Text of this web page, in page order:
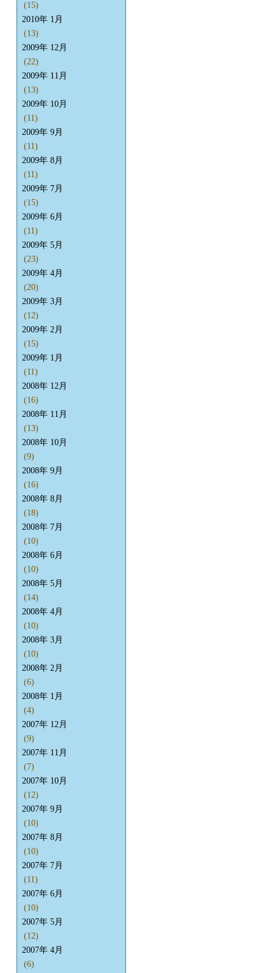
(15)
2010年 1月
(13)
2009年 12月
(22)
2009年 11月
(13)
2009年 10月
(11)
2009年 9月
(11)
2009年 8月
(11)
2009年 7月
(15)
2009年 6月
(11)
2009年 5月
(23)
2009年 4月
(20)
2009年 3月
(12)
2009年 2月
(15)
2009年 1月
(11)
2008年 12月
(16)
2008年 11月
(13)
2008年 10月
(9)
2008年 9月
(16)
2008年 8月
(18)
2008年 7月
(10)
2008年 6月
(10)
2008年 5月
(14)
2008年 4月
(10)
2008年 3月
(10)
2008年 2月
(6)
2008年 1月
(4)
2007年 12月
(9)
2007年 11月
(7)
2007年 10月
(12)
2007年 9月
(10)
2007年 8月
(10)
2007年 7月
(11)
2007年 6月
(10)
2007年 5月
(12)
2007年 4月
(6)